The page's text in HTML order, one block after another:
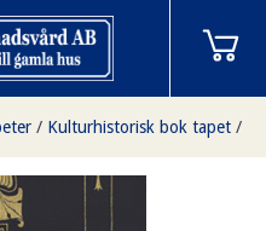
/ Kulturhistorisk bok tapet /